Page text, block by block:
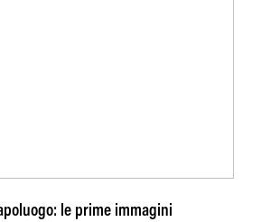
le prime immagini